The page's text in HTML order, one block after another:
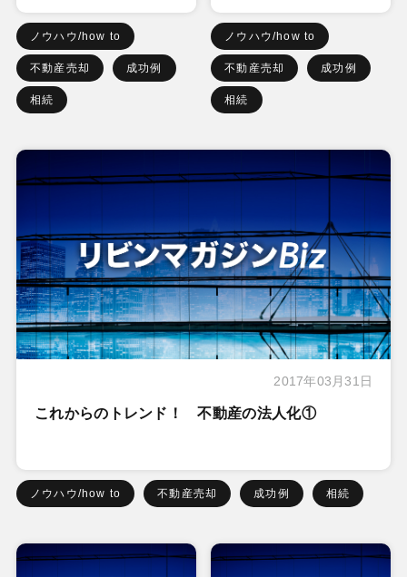
ノウハウ/how to
不動産売却 成功例
相続
ノウハウ/how to
不動産売却 成功例
相続
2017年03月31日
これからのトレンド！ 不動産の法人化①
ノウハウ/how to 不動産売却 成功例 相続